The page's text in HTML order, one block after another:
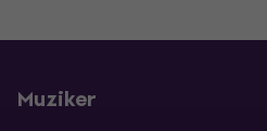
Muziker